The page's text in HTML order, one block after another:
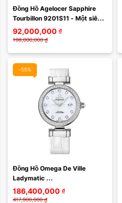
Đồng Hồ Agelocer Sapphire
Tourbillon 9201S11 - Một siêu
phẩm vuông với vỏ ngoài sử
dụng sapphire ...
92,000,000 ₫
198,000,000 ₫
-55%
Đồng Hồ Omega De Ville
Ladymatic
425.38.34.20.55.001
186,400,000 ₫
417,900,000 ₫